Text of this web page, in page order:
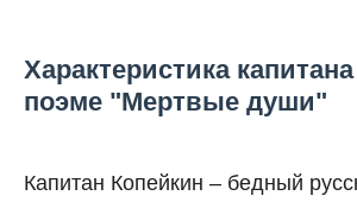
Характеристика
поэме "Мертвые души"
Капитан Копейкин – бедный